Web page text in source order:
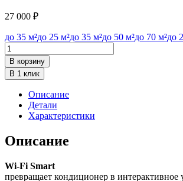
27 000 ₽
до 35 м²до 25 м²до 35 м²до 50 м²до 70 м²до
Количество
товара
Haier
AS12NS6ERA-
В корзину
В 1 клик
Описание
Детали
Характеристики
Описание
Wi-Fi Smart
превращает кондиционер в